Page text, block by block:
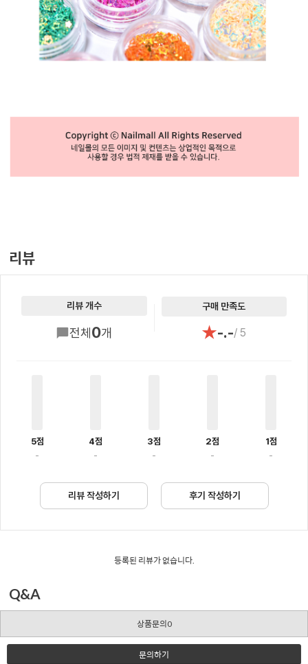
리뷰
리뷰 개수
전체 0개
구매 만족도
★-.-/ 5
5점
-
4점
-
3점
-
2점
-
1점
-
리뷰 작성하기 후기 작성하기
등록된 리뷰가 없습니다.
Q&A
상품문의0
문의하기